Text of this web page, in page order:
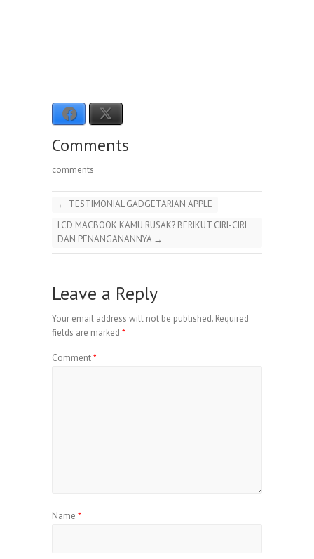
Facebook
Comments
comments
← TESTIMONIAL GADGETARIAN APPLE
LCD MACBOOK KAMU RUSAK? BERIKUT CIRI-CIRI
DAN PENANGANANNYA →
Leave a Reply
Your email address will not be published. Required
fields are marked *
Comment*
Name *